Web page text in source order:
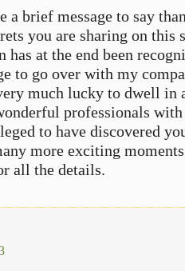
a brief message to say
you are sharing on this
at the end been
to go over with my
much lucky to dwell in
professionals
to have discovered
more exciting
all the details.